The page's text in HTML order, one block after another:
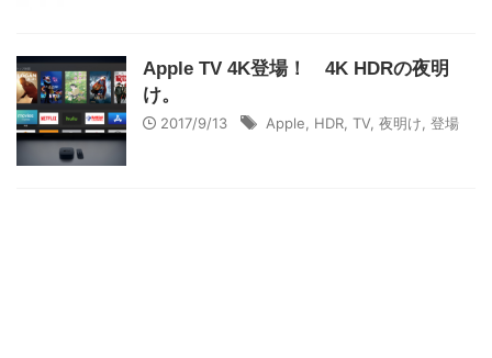
Apple TV 4K登場！ 4K HDRの夜明
け。
2017/9/13 Apple HDR TV, 夜明け 登場